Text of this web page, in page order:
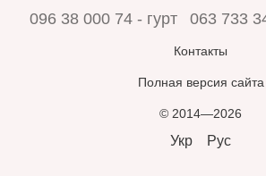
096 38 000 74 - гурт 063 733
Контакты
Полная версия сайта
© 2014—2026
Укр Рус